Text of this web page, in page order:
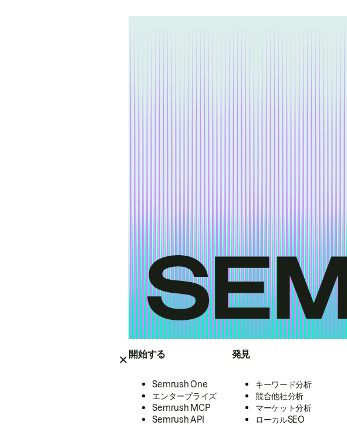
開始する
Semrush One
エンタープライズ
Semrush MCP
Semrush API
発見
キーワード分析
競合他社分析
マーケット分析
ローカルSEO